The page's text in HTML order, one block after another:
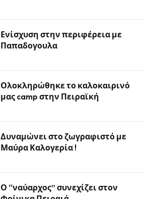
Ενίσχυση στην περιφέρεια με
Παπαδογουλα
Ολοκληρώθηκε το καλοκαιρινό
μας camp στην Πειραϊκή
Δυναμώνει στο ζωγραφιστό με
Μαύρα Καλογερία !
Ο “ναύαρχος” συνεχίζει στον